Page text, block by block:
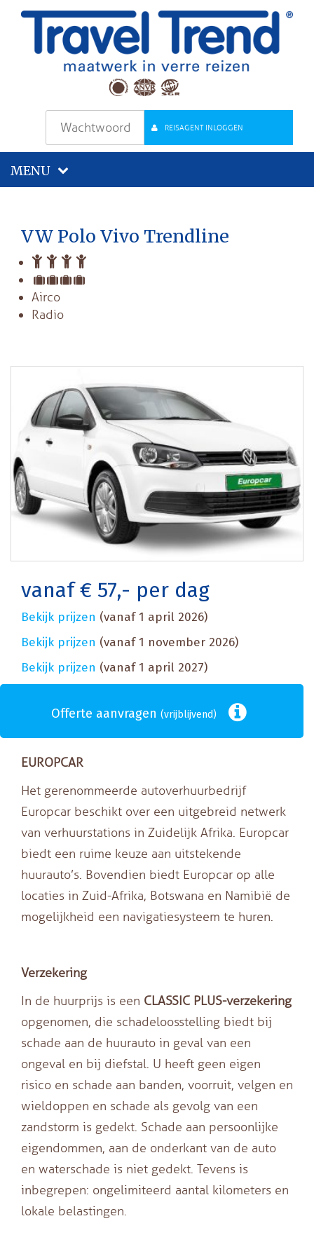
REISAGENT INLOGGEN
MENU
VW Polo Vivo Trendline
Airco
Radio
vanaf € 57,- per dag
Bekijk prijzen (vanaf 1 april 2026)
Bekijk prijzen (vanaf 1 november 2026)
Bekijk prijzen (vanaf 1 april 2027)
Offerte aanvragen (vrijblijvend)
EUROPCAR
Het gerenommeerde autoverhuurbedrijf
Europcar beschikt over een uitgebreid netwerk
van verhuurstations in Zuidelijk Afrika. Europcar
biedt een ruime keuze aan uitstekende
huurauto’s. Bovendien biedt Europcar op alle
locaties in Zuid-Afrika, Botswana en Namibië de
mogelijkheid een navigatiesysteem te huren.
Verzekering
In de huurprijs is een CLASSIC PLUS-verzekering
opgenomen, die schadeloosstelling biedt bij
schade aan de huurauto in geval van een
ongeval en bij diefstal. U heeft geen eigen
risico en schade aan banden, voorruit, velgen en
wieldoppen en schade als gevolg van een
zandstorm is gedekt. Schade aan persoonlijke
eigendommen, aan de onderkant van de auto
en waterschade is niet gedekt. Tevens is
inbegrepen: ongelimiteerd aantal kilometers en
lokale belastingen.